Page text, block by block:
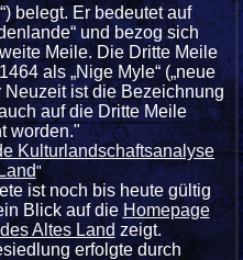
belegt. Er bedeutet auf
und bezog sich
Meile. Die Dritte Meile
als „Nige Myle“ („neue
Neuzeit ist die Bezeichnung
auf die Dritte Meile
worden."
Kulturlandschaftsanalyse
"
ist noch bis heute gültig
Blick auf die Homepage
Altes Land zeigt.
erfolgte durch